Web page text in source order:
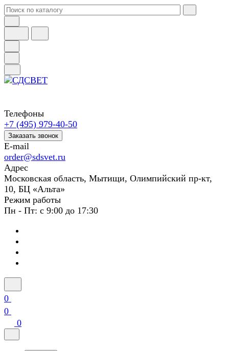
Телефоны
+7 (495) 979-40-50
Заказать звонок
E-mail
order@sdsvet.ru
Адрес
Московская область, Мытищи, Олимпийский пр-кт,
10, БЦ «Альта»
Режим работы
Пн - Пт: с 9:00 до 17:30
0
0
0